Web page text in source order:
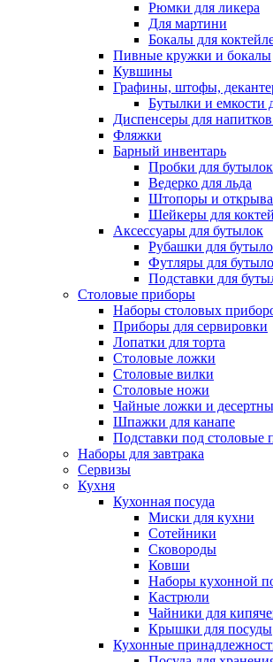
Рюмки для ликера
Для мартини
Бокалы для
Пивные кружки и бокалы
Кувшины
Графины, штофы,
Бутылки и емкости
Диспенсеры для
Фляжки
Барный инвентарь
Пробки для бутылок
Ведерко для льда
Штопоры и
Шейкеры для
Аксессуары для бутылок
Рубашки для
Футляры для
Подставки для
Столовые приборы
Наборы столовых
Приборы для сервировки
Лопатки для торта
Столовые ложки
Столовые вилки
Столовые ножи
Чайные ложки и
Шпажки для канапе
Подставки под столовые
Наборы для завтрака
Сервизы
Кухня
Кухонная посуда
Миски для кухни
Сотейники
Сковороды
Ковши
Наборы кухонной
Кастрюли
Чайники для
Крышки для посуды
Кухонные